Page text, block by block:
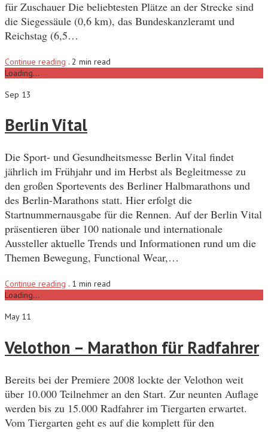
für Zuschauer Die beliebtesten Plätze an der Strecke sind
die Siegessäule (0,6 km), das Bundeskanzleramt und
Reichstag (6,5…
Continue reading . 2 min read
Loading...
Sep 13
Berlin Vital
Die Sport- und Gesundheitsmesse Berlin Vital findet
jährlich im Frühjahr und im Herbst als Begleitmesse zu
den großen Sportevents des Berliner Halbmarathons und
des Berlin-Marathons statt. Hier erfolgt die
Startnummernausgabe für die Rennen. Auf der Berlin Vital
präsentieren über 100 nationale und internationale
Aussteller aktuelle Trends und Informationen rund um die
Themen Bewegung, Functional Wear,…
Continue reading . 1 min read
Loading...
May 11
Velothon – Marathon für Radfahrer
Bereits bei der Premiere 2008 lockte der Velothon weit
über 10.000 Teilnehmer an den Start. Zur neunten Auflage
werden bis zu 15.000 Radfahrer im Tiergarten erwartet.
Vom Tiergarten geht es auf die komplett für den